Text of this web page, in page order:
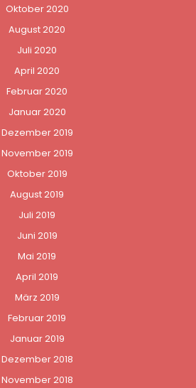
Oktober 2020
August 2020
Juli 2020
April 2020
Februar 2020
Januar 2020
Dezember 2019
November 2019
Oktober 2019
August 2019
Juli 2019
Juni 2019
Mai 2019
April 2019
März 2019
Februar 2019
Januar 2019
Dezember 2018
November 2018